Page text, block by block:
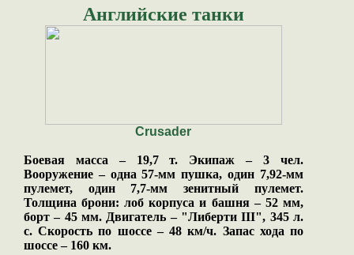
Английские танки
Crusader
Боевая масса – 19,7 т. Экипаж – 3 чел.
Вооружение – одна 57-мм пушка, один 7,92-мм
пулемет, один 7,7-мм зенитный пулемет.
Толщина брони: лоб корпуса и башня – 52 мм,
борт – 45 мм. Двигатель – "Либерти III", 345 л.
с. Скорость по шоссе – 48 км/ч. Запас хода по
шоссе – 160 км.